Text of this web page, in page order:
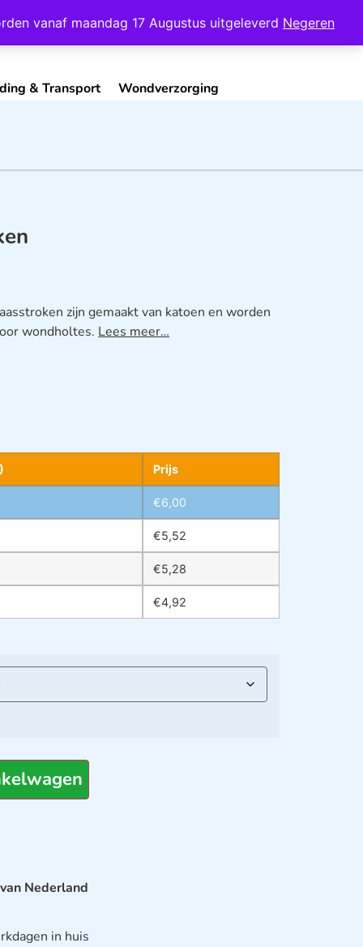
vanaf maandag 17 Augustus uitgeleverd Negeren
Account Contact
& Transport Wondverzorging
zijn gemaakt van katoen en worden
wondholtes. Lees meer…
Prijs
€6,00
€5,52
€5,28
€4,92
Nederland
in huis